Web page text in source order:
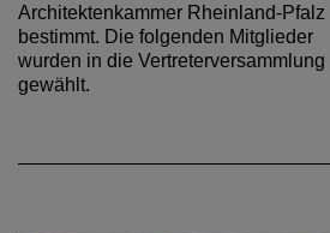
Architektenkammer Rheinland-Pfalz
bestimmt. Die folgenden Mitglieder
wurden in die Vertreterversammlung
gewählt.